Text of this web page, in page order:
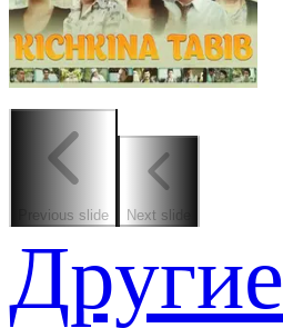
Previous slide Next slide
Другие